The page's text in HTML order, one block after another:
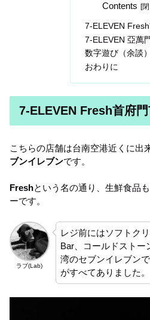
Contents
7-ELEVEN
7-ELEVEN 亞萬
数字遊び（余談）
おわりに
7-ELEVEN Fresh首府
こちらの店舗は台南空港近くに出
ブンイレブンです。
Freshという名の通り、生鮮食品
ーです。
ラブ(Lab)
レジ前にはソフトク
Bar、コールドストー
湾のセブンイレブン
がすべてありました。